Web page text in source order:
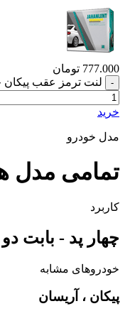
777.000 تومان
لنت ترمز عقب پیکان
خرید
مدل خودرو
تمامی مدل
کاربرد
چهار پد - بابت
خودروهای مشابه
پیکان ، آریسان